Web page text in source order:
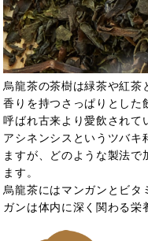
烏龍茶の茶樹は緑茶や紅茶
香りを持つさっぱりとした
呼ばれ古来より愛飲されて
アシネンシスというツバキ
ますが、どのような製法で
ます。
烏龍茶にはマンガンとビタ
ガンは体内に深く関わる栄